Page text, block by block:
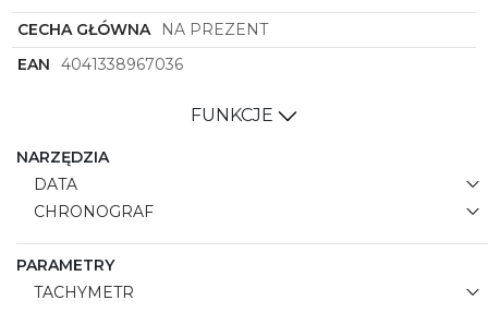
CECHA GŁÓWNA
NA PREZENT
EAN
4041338967036
FUNKCJE
NARZĘDZIA
DATA
CHRONOGRAF
PARAMETRY
TACHYMETR